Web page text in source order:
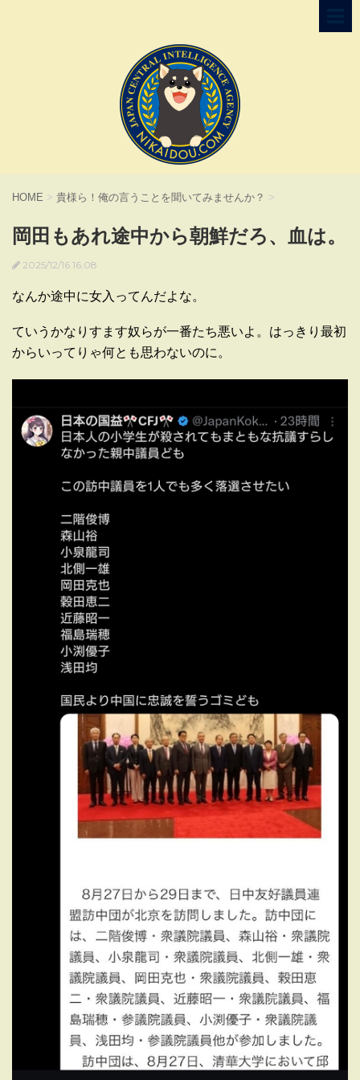
HOME > 貴様ら！俺の言うことを聞いてみませんか？ >
岡田もあれ途中から朝鮮だろ、血は。
2025/12/16 16:08
なんか途中に女入ってんだよな。
ていうかなりすます奴らが一番たち悪いよ。はっきり最初
からいってりゃ何とも思わないのに。